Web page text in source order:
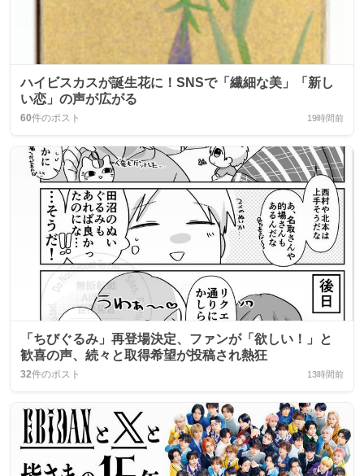
ハイビスカスが誕生花に！SNSで「繊細な美」「新し
い恋」の声が広がる
60件のポスト 19時間前
「ちびぐるみ」再登場決定、ファンが「欲しい！」と
歓喜の声、続々と取得希望が投稿され熱狂
32件のポスト 13時間前